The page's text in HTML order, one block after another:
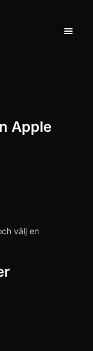
Toggle
Apple
välj en